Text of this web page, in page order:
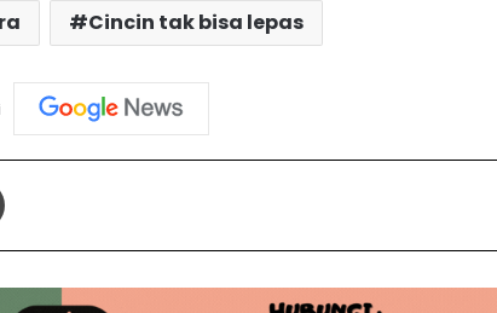
Cincin tak bisa lepas
Personelnya Karena Desersi
Ditemukan Meninggal